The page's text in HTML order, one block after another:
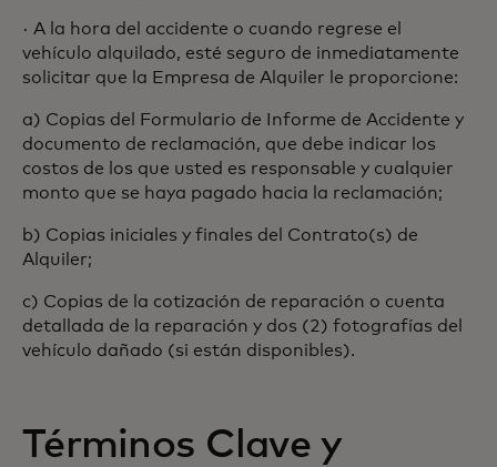
· A la hora del accidente o cuando regrese el
vehículo alquilado, esté seguro de inmediatamente
solicitar que la Empresa de Alquiler le proporcione:
a) Copias del Formulario de Informe de Accidente y
documento de reclamación, que debe indicar los
costos de los que usted es responsable y cualquier
monto que se haya pagado hacia la reclamación;
b) Copias iniciales y finales del Contrato(s) de
Alquiler;
c) Copias de la cotización de reparación o cuenta
detallada de la reparación y dos (2) fotografías del
vehículo dañado (si están disponibles).
Términos Clave y